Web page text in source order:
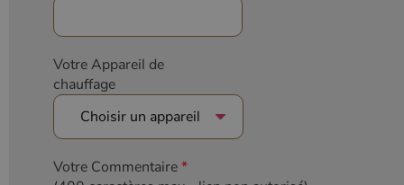
Votre Appareil de
chauffage
Votre Commentaire*